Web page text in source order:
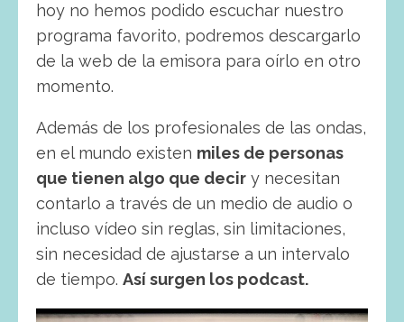
hoy no hemos podido escuchar nuestro
programa favorito, podremos descargarlo
de la web de la emisora para oírlo en otro
momento.
Además de los profesionales de las ondas,
en el mundo existen miles de personas
que tienen algo que decir y necesitan
contarlo a través de un medio de audio o
incluso vídeo sin reglas, sin limitaciones,
sin necesidad de ajustarse a un intervalo
de tiempo. Así surgen los podcast.